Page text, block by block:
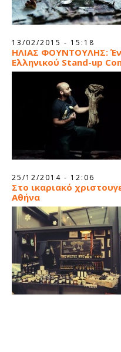
13/02/2015 - 15:18
ΗΛΙΑΣ ΦΟΥΝΤΟΥΛΗΣ:
Ελληνικού Stand-up
25/12/2014 - 12:06
Στο ικαριακό
Αθήνα